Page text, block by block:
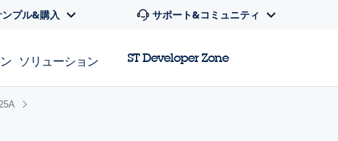
プル&購入 サポート&コミュニティ
ソリューション ST Developer Zone